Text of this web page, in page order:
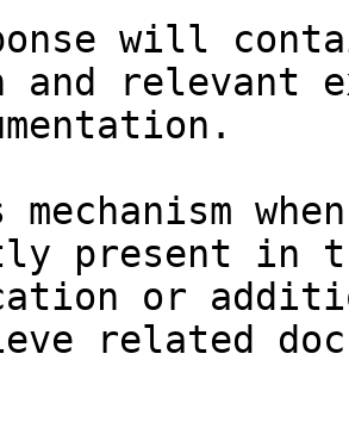
will
and relevant
present in
or